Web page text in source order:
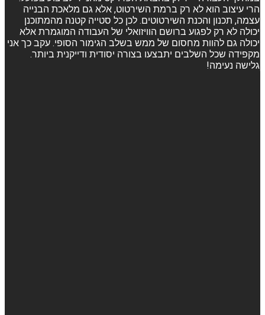
הרי עיצוב הוא לא רק ברמת השירטוט, אלא גם מלאכת הבנייה
עצמה, תכנון והכנת השירטוטים. לכן כל סטייה קטנה מהמתוכנן
יכולה לא רק לפגוע ברושם הוויזואלי של העבודה המוגמרת אלא
יכולה גם להוות מחסום של ממש בשלב הגימור הסופי. עקב כך אני
מקפידה שכל השלבים יתבצעו בצורה יסודית ודייקנית ביותר.
גלישה נעימה!